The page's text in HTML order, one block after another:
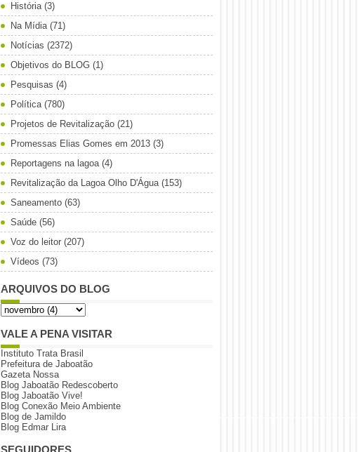
História (3)
Na Mídia (71)
Notícias (2372)
Objetivos do BLOG (1)
Pesquisas (4)
Política (780)
Projetos de Revitalização (21)
Promessas Elias Gomes em 2013 (3)
Reportagens na lagoa (4)
Revitalização da Lagoa Olho D'Água (153)
Saneamento (63)
Saúde (56)
Voz do leitor (207)
Vídeos (73)
ARQUIVOS DO BLOG
VALE A PENA VISITAR
Instituto Trata Brasil
Prefeitura de Jaboatão
Gazeta Nossa
Blog Jaboatão Redescoberto
Blog Jaboatão Vive!
Blog Conexão Meio Ambiente
Blog de Jamildo
Blog Edmar Lira
SEGUIDORES